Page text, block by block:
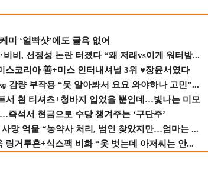
미 ‘얼빡샷’에도 굴욕 없어
비, 선정성 논란 터졌다 “왜 저래vs이게 워터밤...
스코리아 善+미스 인터내셔널 3위 ♥장윤서였다
감량 부작용 “못 알아봐서 요요 와야하나 고민”...
서 흰 티셔츠+청바지 입었을 뿐인데…빛나는 미모
즉석서 현금으로 수당 챙겨주는 ‘구단주’
망 억울 “농약사 처리, 범인 찾았지만…엄마는 ...
링거투혼+식스팩 비화 “옷 벗는데 아저씨는 안...